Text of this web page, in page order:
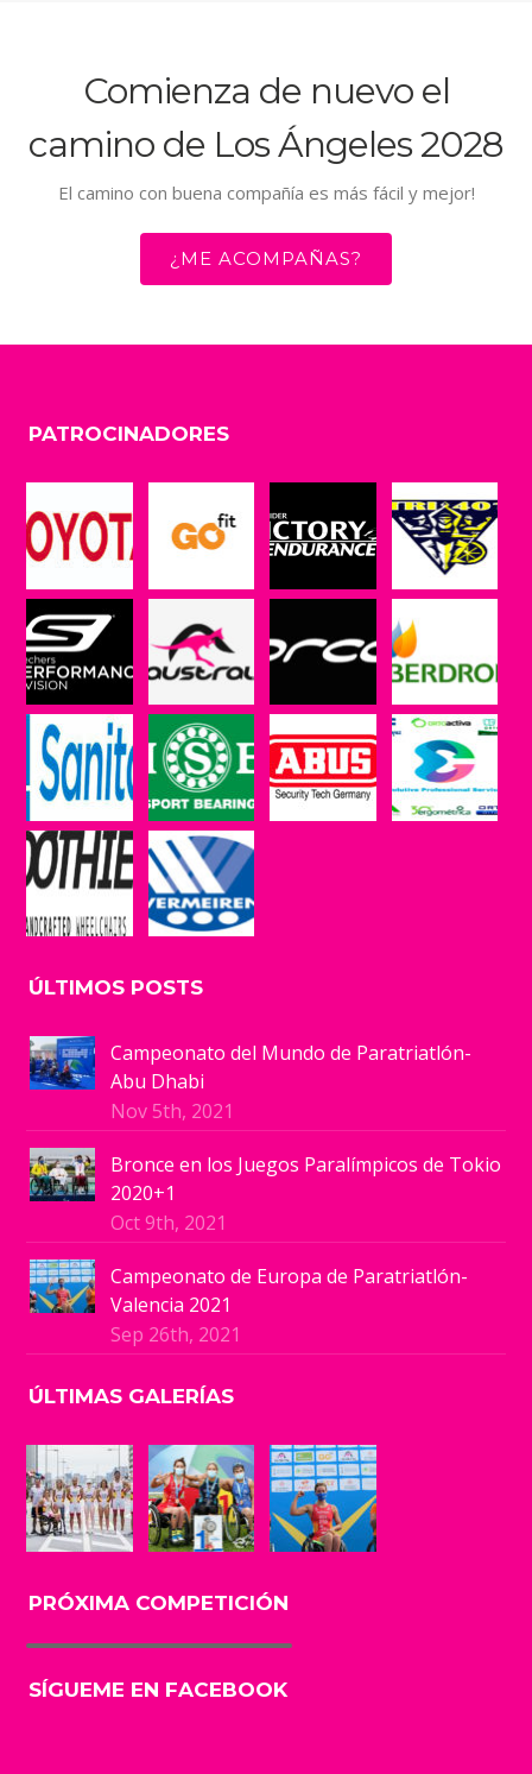
Comienza de nuevo el
camino de Los Ángeles 2028
El camino con buena compañía es más fácil y mejor!
¿ME ACOMPAÑAS?
PATROCINADORES
ÚLTIMOS POSTS
Campeonato del Mundo de Paratriatlón-
Abu Dhabi
Nov 5th, 2021
Bronce en los Juegos Paralímpicos de Tokio
2020+1
Oct 9th, 2021
Campeonato de Europa de Paratriatlón-
Valencia 2021
Sep 26th, 2021
ÚLTIMAS GALERÍAS
PRÓXIMA COMPETICIÓN
SÍGUEME EN FACEBOOK